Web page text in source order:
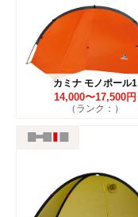
カミナ モノポール1
14,000〜17,500円
（ランク：）